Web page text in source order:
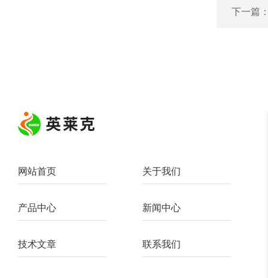
下一篇
网站首页 关于我们
产品中心 新闻中心
技术文章 联系我们